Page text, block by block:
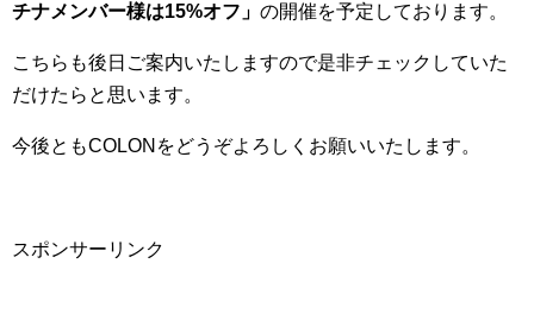
チナメンバー様は15%オフ」 の開催を予定しております。
こちらも後日ご案内いたしますので是非チェックしていた
だけたらと思います。
今後ともCOLONをどうぞよろしくお願いいたします。
スポンサーリンク